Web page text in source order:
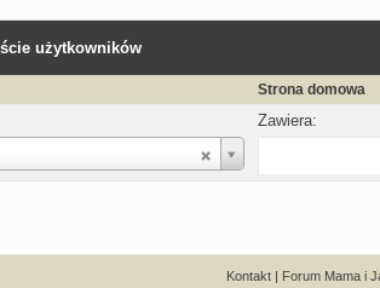
użytkowników
Strona domowa
Zawiera:
Kontakt| Forum Mama i